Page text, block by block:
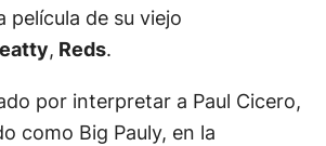
película de su viejo
, Reds.
por interpretar a Paul Cicero,
como Big Pauly, en la